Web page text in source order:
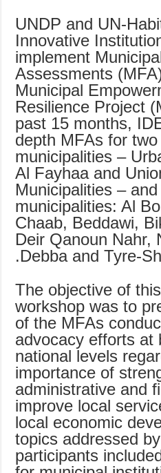
UNDP and UN-
Innovative
implement
Assessments
Municipal
Resilience Project
past 15 months,
depth MFAs for
municipalities –
Al Fayhaa and
Municipalities –
municipalities: Al
Chaab, Beddawi,
Deir Qanoun Nahr,
Debba and Tyre-
The objective of
workshop was to
of the MFAs
advocacy efforts at
national levels
importance of
administrative and
improve local
local economic
topics addressed
participants